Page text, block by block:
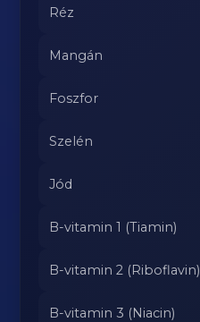
Réz
Mangán
Foszfor
Szelén
Jód
B-vitamin 1 (Tiamin)
B-vitamin 2 (Riboflavin)
B-vitamin 3 (Niacin)